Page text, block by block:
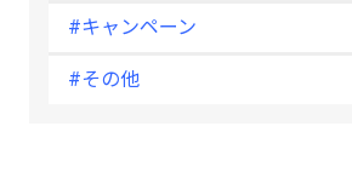
#キャンペーン
#その他